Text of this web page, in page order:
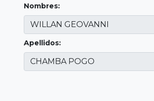
Nombres:
Apellidos: